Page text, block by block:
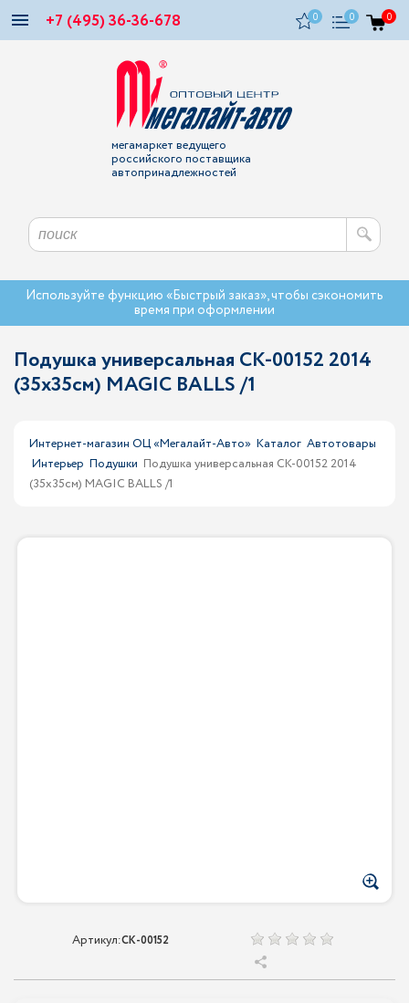
+7 (495) 36-36-678 0 0 0
мегамаркет ведущего
российского поставщика
автопринадлежностей
Используйте функцию «Быстрый заказ», чтобы сэкономить
время при оформлении
Подушка универсальная CK-00152 2014
(35х35см) MAGIC BALLS /1
Интернет-магазин ОЦ «Мегалайт-Авто» Каталог Автотовары
Интерьер Подушки Подушка универсальная CK-00152 2014
(35х35см) MAGIC BALLS /1
Артикул:CK-00152